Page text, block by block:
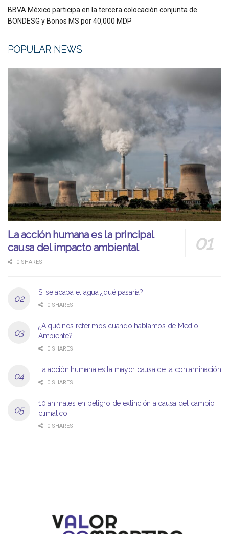
BBVA México participa en la tercera colocación conjunta de
BONDESG y Bonos MS por 40,000 MDP
POPULAR NEWS
La acción humana es la principal
causa del impacto ambiental
0 SHARES
Si se acaba el agua ¿qué pasaría?
0 SHARES
¿A qué nos referimos cuando hablamos de Medio
Ambiente?
0 SHARES
La acción humana es la mayor causa de la contaminación
0 SHARES
10 animales en peligro de extinción a causa del cambio
climático
0 SHARES